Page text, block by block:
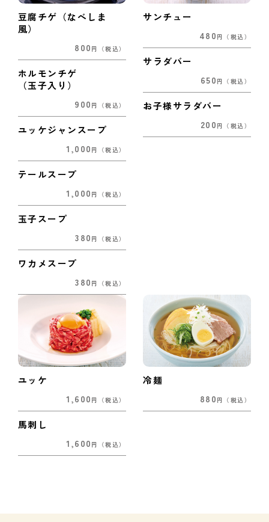
豆腐チゲ（なべしま
風）
800 円 （税込）
ホルモンチゲ
（玉子入り）
900 円 （税込）
ユッケジャンスープ
1,000 円 （税込）
テールスープ
1,000 円 （税込）
玉子スープ
380 円 （税込）
ワカメスープ
380 円 （税込）
サンチュー
480 円 （税込）
サラダバー
650 円 （税込）
お子様サラダバー
200 円 （税込）
ユッケ
1,600 円 （税込）
馬刺し
1,600 円 （税込）
冷麺
880 円 （税込）